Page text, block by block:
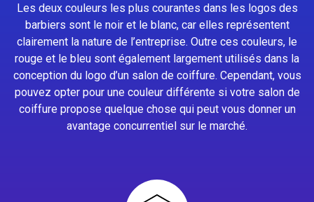
Les deux couleurs les plus courantes dans les logos des
barbiers sont le noir et le blanc, car elles représentent
clairement la nature de l’entreprise. Outre ces couleurs, le
rouge et le bleu sont également largement utilisés dans la
conception du logo d’un salon de coiffure. Cependant, vous
pouvez opter pour une couleur différente si votre salon de
coiffure propose quelque chose qui peut vous donner un
avantage concurrentiel sur le marché.